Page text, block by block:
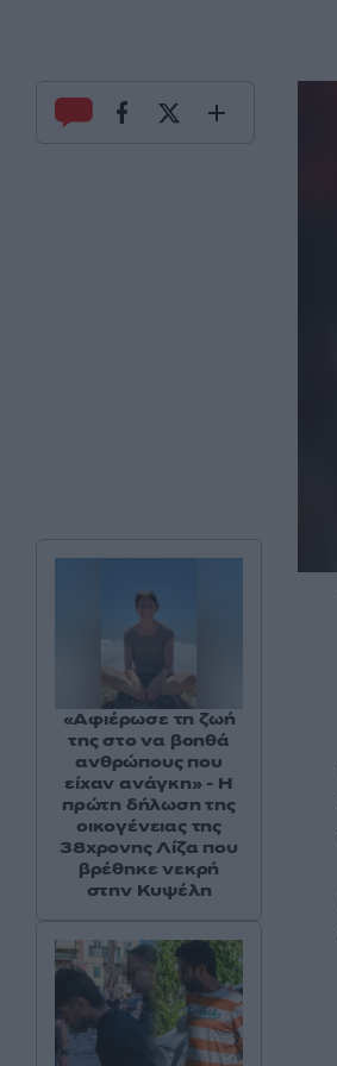
«Αφιέρωσε τη ζωή
της στο να βοηθά
ανθρώπους που
είχαν ανάγκη» - Η
πρώτη δήλωση της
οικογένειας της
38χρονης Λίζα που
βρέθηκε νεκρή
στην Κυψέλη